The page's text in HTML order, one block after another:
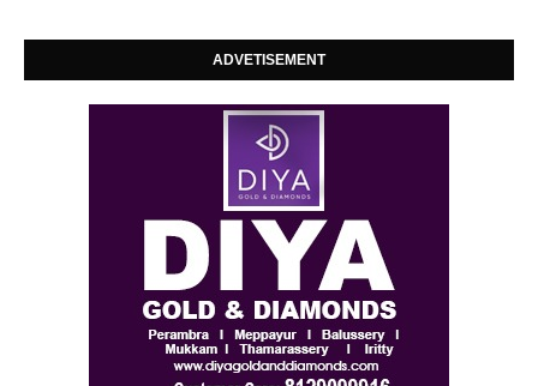
ADVETISEMENT